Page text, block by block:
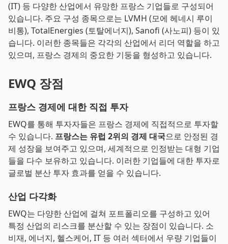
(IT) 등 다양한 산업에서 유망한 프랑스 기업들로 구성되어
있습니다. 주요 구성 종목으로는 LVMH (모에 헤네시 루이
비통), TotalEnergies (토탈에너지), Sanofi (사노피) 등이 있
습니다. 이러한 종목들은 각각의 산업에서 리더 역할을 하고
있으며, 프랑스 경제의 중요한 기둥을 형성하고 있습니다.
EWQ 장점
프랑스 경제에 대한 직접 투자
EWQ를 통해 투자자들은 프랑스 경제에 직접적으로 투자할
수 있습니다. 프랑스는 유럽 2위의 경제 대국으로 안정된 경
제 성장을 보여주고 있으며, 세계적으로 인정받는 대형 기업
들을 다수 보유하고 있습니다. 이러한 기업들에 대한 투자로
글로벌 분산 투자 효과를 얻을 수 있습니다.
산업 다각화
EWQ는 다양한 산업에 걸쳐 포트폴리오를 구성하고 있어
특정 산업의 리스크를 분산할 수 있는 장점이 있습니다. 소
비재, 에너지, 헬스케어, IT 등 여러 섹터에서 우량 기업들이